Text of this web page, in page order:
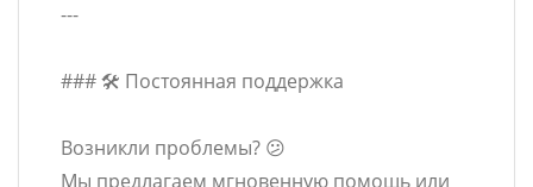
---
### 🛠️ Постоянная поддержка
Возникли проблемы? 😕
Мы предлагаем мгновенную помощь или